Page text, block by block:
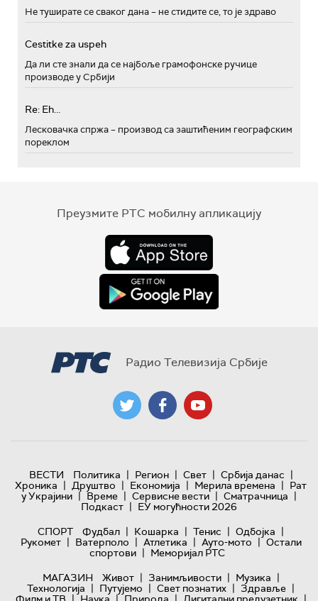
Не туширате се сваког дана – не стидите се, то је здраво
Cestitke za uspeh
Да ли сте знали да се најбоље грамофонске ручице
производе у Србији
Re: Eh...
Лесковачка спржа – производ са заштићеним географским
пореклом
Преузмите РТС мобилну апликацију
Радио Телевизија Србије
ВЕСТИ Политика | Регион | Свет | Србија данас |
Хроника | Друштво | Економија | Мерила времена | Рат
у Украјини | Време | Сервисне вести | Сматрачница |
Подкаст | ЕУ могућности 2026
СПОРТ
Фудбал | Кошарка | Тенис | Одбојка |
Рукомет | Ватерполо | Атлетика | Ауто-мото | Остали
спортови | Меморијал РТС
МАГАЗИН
Живот | Занимљивости | Музика |
Технологијa | Путујемо | Свет познатих | Здравље |